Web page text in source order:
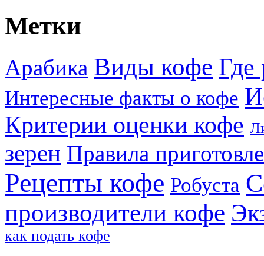
Метки
Арабика Виды кофе Где
Интересные факты о кофе
Критерии оценки кофе
зерен Правила
Рецепты кофе Робуста
производители кофе
как подать кофе